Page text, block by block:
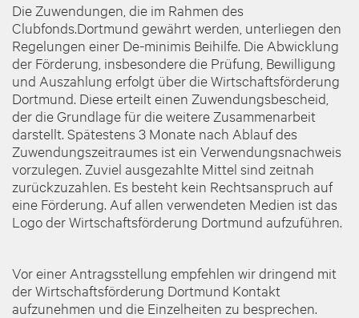
Die Zuwendungen, die im Rahmen des
Clubfonds.Dortmund gewährt werden, unterliegen den
Regelungen einer De-minimis Beihilfe. Die Abwicklung
der Förderung, insbesondere die Prüfung, Bewilligung
und Auszahlung erfolgt über die Wirtschaftsförderung
Dortmund. Diese erteilt einen Zuwendungsbescheid,
der die Grundlage für die weitere Zusammenarbeit
darstellt. Spätestens 3 Monate nach Ablauf des
Zuwendungszeitraumes ist ein Verwendungsnachweis
vorzulegen. Zuviel ausgezahlte Mittel sind zeitnah
zurückzuzahlen. Es besteht kein Rechtsanspruch auf
eine Förderung. Auf allen verwendeten Medien ist das
Logo der Wirtschaftsförderung Dortmund aufzuführen.
Vor einer Antragsstellung empfehlen wir dringend mit
der Wirtschaftsförderung Dortmund Kontakt
aufzunehmen und die Einzelheiten zu besprechen.